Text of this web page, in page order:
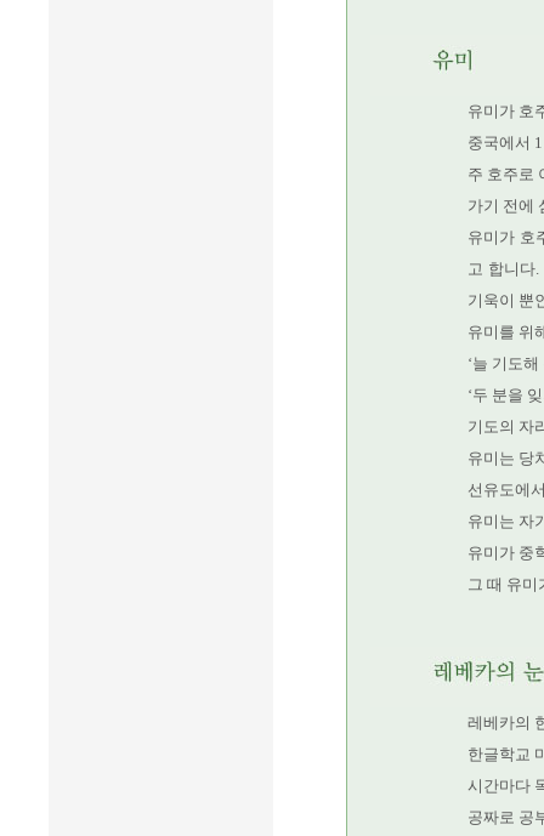
유미가 호
중국에서
주 호주로
가기 전에
유미가 호
고 합니다
기욱이 뿐
유미를 위
‘늘 기도
‘두 분을
기도의 자
유미는 당
선유도에
유미는 자
유미가 중
그 때 유미
레베카의
한글학교
시간마다
공짜로 공